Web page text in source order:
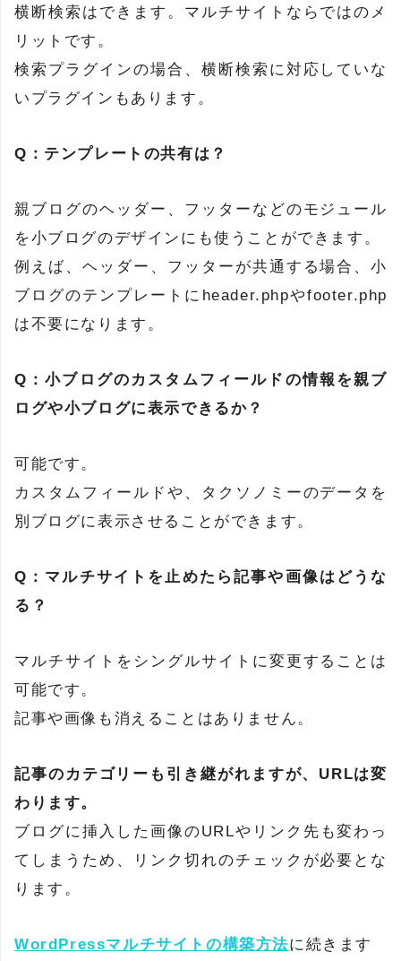
横断検索はできます。マルチサイトならではのメ
リットです。
検索プラグインの場合、横断検索に対応していな
いプラグインもあります。
Q：テンプレートの共有は？
親ブログのヘッダー、フッターなどのモジュール
を小ブログのデザインにも使うことができます。
例えば、ヘッダー、フッターが共通する場合、小
ブログのテンプレートにheader.phpやfooter.php
は不要になります。
Q：小ブログのカスタムフィールドの情報を親ブ
ログや小ブログに表示できるか？
可能です。
カスタムフィールドや、タクソノミーのデータを
別ブログに表示させることができます。
Q：マルチサイトを止めたら記事や画像はどうな
る？
マルチサイトをシングルサイトに変更することは
可能です。
記事や画像も消えることはありません。
記事のカテゴリーも引き継がれますが、URLは変
わります。
ブログに挿入した画像のURLやリンク先も変わっ
てしまうため、リンク切れのチェックが必要とな
ります。
WordPressマルチサイトの構築方法に続きます